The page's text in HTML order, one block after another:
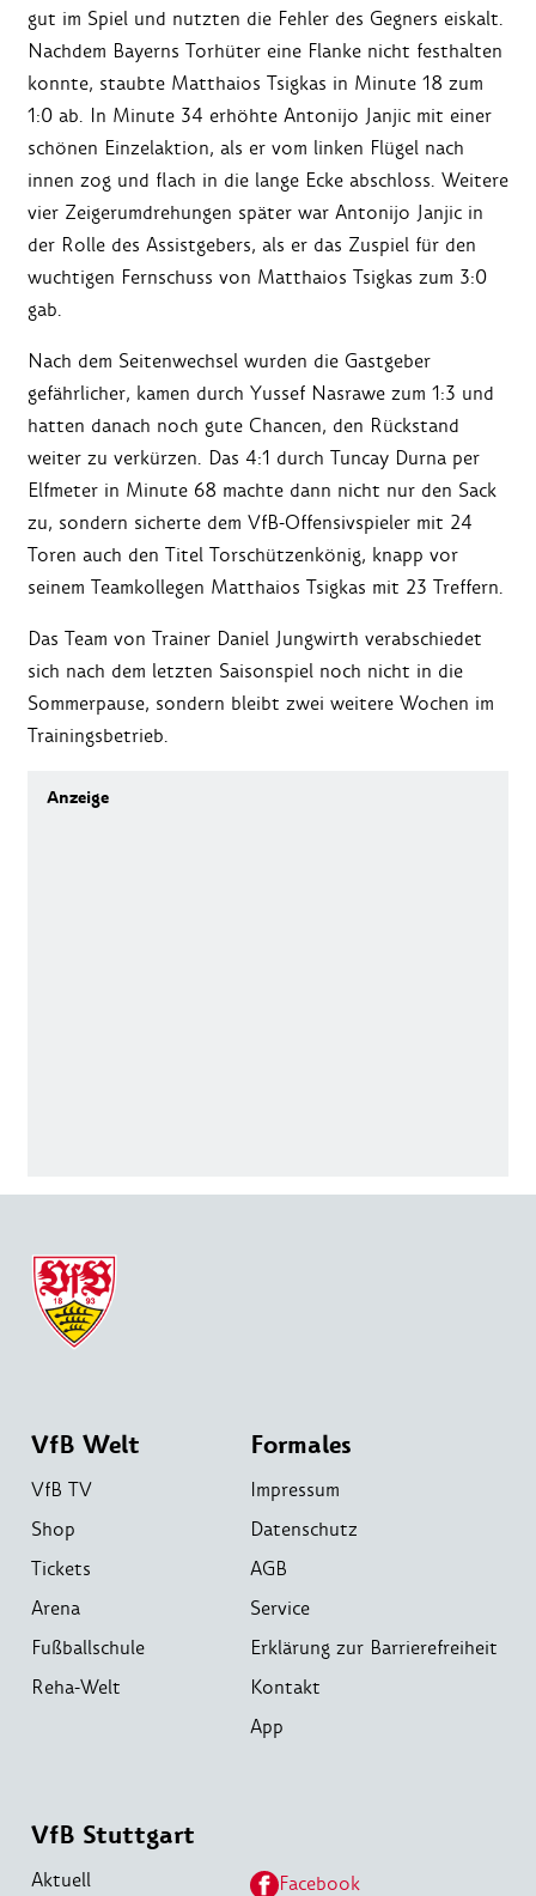
gut im Spiel und nutzten die Fehler des Gegners eiskalt.
Nachdem Bayerns Torhüter eine Flanke nicht festhalten
konnte, staubte Matthaios Tsigkas in Minute 18 zum
1:0 ab. In Minute 34 erhöhte Antonijo Janjic mit einer
schönen Einzelaktion, als er vom linken Flügel nach
innen zog und flach in die lange Ecke abschloss. Weitere
vier Zeigerumdrehungen später war Antonijo Janjic in
der Rolle des Assistgebers, als er das Zuspiel für den
wuchtigen Fernschuss von Matthaios Tsigkas zum 3:0
gab.
Nach dem Seitenwechsel wurden die Gastgeber
gefährlicher, kamen durch Yussef Nasrawe zum 1:3 und
hatten danach noch gute Chancen, den Rückstand
weiter zu verkürzen. Das 4:1 durch Tuncay Durna per
Elfmeter in Minute 68 machte dann nicht nur den Sack
zu, sondern sicherte dem VfB-Offensivspieler mit 24
Toren auch den Titel Torschützenkönig, knapp vor
seinem Teamkollegen Matthaios Tsigkas mit 23 Treffern.
Das Team von Trainer Daniel Jungwirth verabschiedet
sich nach dem letzten Saisonspiel noch nicht in die
Sommerpause, sondern bleibt zwei weitere Wochen im
Trainingsbetrieb.
VfB Welt
VfB TV
Shop
Tickets
Arena
Fußballschule
Reha-Welt
Formales
Impressum
Datenschutz
AGB
Service
Erklärung zur Barrierefreiheit
Kontakt
App
VfB Stuttgart
Aktuell Facebook